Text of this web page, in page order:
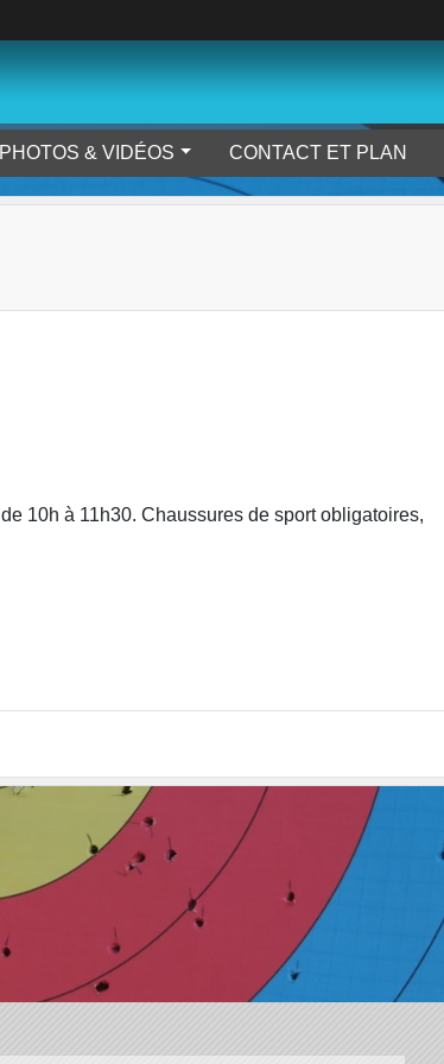
PHOTOS & VIDÉOS CONTACT ET PLAN
de 10h à 11h30. Chaussures de sport obligatoires,